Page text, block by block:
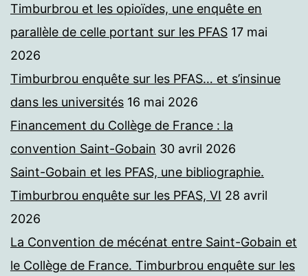
Timburbrou et les opioïdes, une enquête en
parallèle de celle portant sur les PFAS 17 mai
2026
Timburbrou enquête sur les PFAS… et s’insinue
dans les universités 16 mai 2026
Financement du Collège de France : la
convention Saint-Gobain 30 avril 2026
Saint-Gobain et les PFAS, une bibliographie.
Timburbrou enquête sur les PFAS, VI 28 avril
2026
La Convention de mécénat entre Saint-Gobain et
le Collège de France. Timburbrou enquête sur les